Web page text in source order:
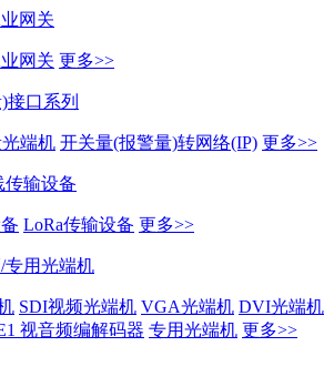
网关
网关 更多>>
接口系列
端机 开关量(报警量)转网络(IP) 更多>>
传输设备
LoRa传输设备 更多>>
专用光端机
SDI视频光端机 VGA光端机 DVI光端机
视音频编解码器 专用光端机 更多>>